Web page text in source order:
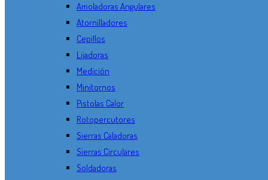
Amoladoras Angulares
Atornilladores
Cepillos
Lijadoras
Medición
Minitornos
Pistolas Calor
Rotopercutores
Sierras Caladoras
Sierras Circulares
Soldadoras